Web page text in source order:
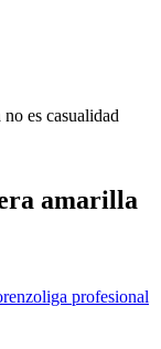
es casualidad
amarilla
liga profesional